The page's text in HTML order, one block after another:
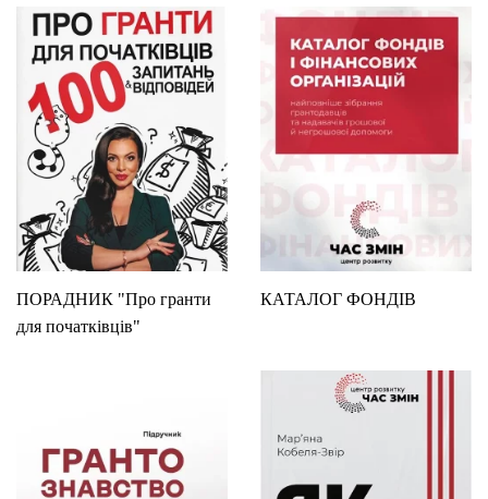
ПОРАДНИК "Про гранти
для початківців"
КАТАЛОГ ФОНДІВ